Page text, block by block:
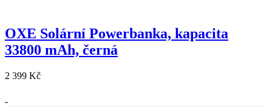
OXE Solární Powerbanka, kapacita
33800 mAh, černá
2 399 Kč
-